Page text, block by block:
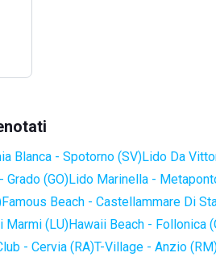
Blanca - Spotorno (SV)Lido Da
Grado (GO)Lido Marinella -
Famous Beach - Castellammare Di
Marmi (LU)Hawaii Beach - Follonica
- Cervia (RA)T-Village - Anzio